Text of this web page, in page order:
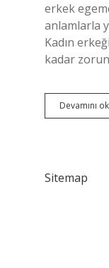
erkek
anlamlarla
Kadın
kadar
Devamını
Sitemap